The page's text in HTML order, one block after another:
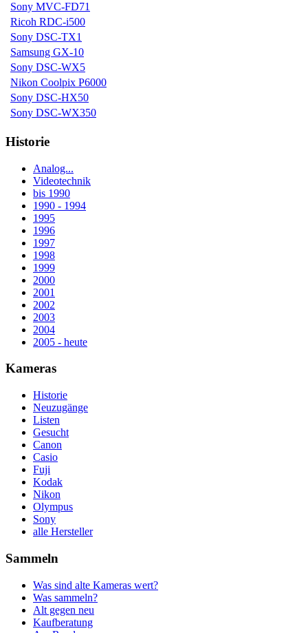
Sony MVC-FD71
Ricoh RDC-i500
Sony DSC-TX1
Samsung GX-10
Sony DSC-WX5
Nikon Coolpix P6000
Sony DSC-HX50
Sony DSC-WX350
Historie
Analog...
Videotechnik
bis 1990
1990 - 1994
1995
1996
1997
1998
1999
2000
2001
2002
2003
2004
2005 - heute
Kameras
Historie
Neuzugänge
Listen
Gesucht
Canon
Casio
Fuji
Kodak
Nikon
Olympus
Sony
alle Hersteller
Sammeln
Was sind alte Kameras wert?
Was sammeln?
Alt gegen neu
Kaufberatung